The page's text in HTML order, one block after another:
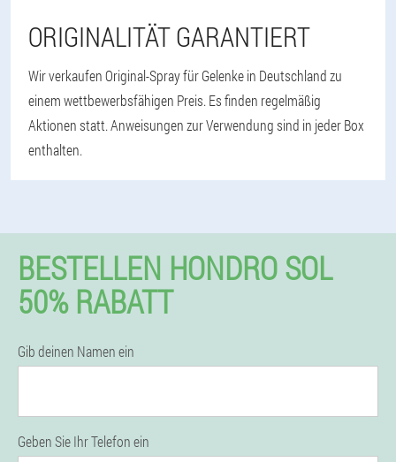
ORIGINALITÄT GARANTIERT
Wir verkaufen Original-Spray für Gelenke in Deutschland zu
einem wettbewerbsfähigen Preis. Es finden regelmäßig
Aktionen statt. Anweisungen zur Verwendung sind in jeder Box
enthalten.
BESTELLEN HONDRO SOL
50% RABATT
Gib deinen Namen ein
Geben Sie Ihr Telefon ein